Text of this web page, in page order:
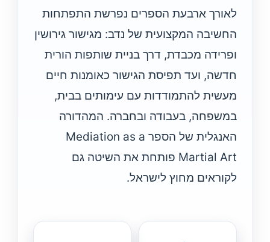
לאורך ארבעת הספרים נפרשת התפתחות
החשיבה המקצועית של נדב: מגישור גירושין
ופרידה מכבדת, דרך בניית שותפות הורית
חדשה, ועד תפיסת הגישור כאומנות חיים
מעשית להתמודדות עם עימותים בבית,
במשפחה, בעבודה ובחברה. המהדורה
האנגלית של הספר Mediation as a
Martial Art פותחת את השיטה גם
לקוראים מחוץ לישראל.